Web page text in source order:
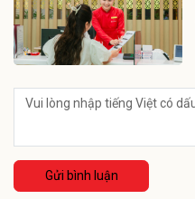
Gửi bình luận